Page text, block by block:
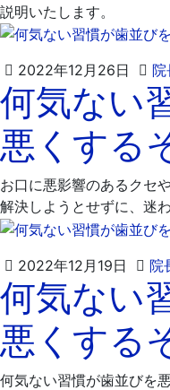
説明いたします。
2022年12月26日
何気ない
悪くする
お口に悪影響のあるクセ
解決しようとせずに、迷
2022年12月19日 院
何気ない
悪くする
何気ない習慣が歯並びを